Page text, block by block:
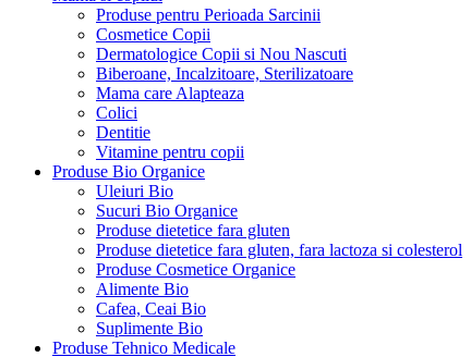
Produse pentru Perioada Sarcinii
Cosmetice Copii
Dermatologice Copii si Nou Nascuti
Biberoane, Incalzitoare, Sterilizatoare
Mama care Alapteaza
Colici
Dentitie
Vitamine pentru copii
Produse Bio Organice
Uleiuri Bio
Sucuri Bio Organice
Produse dietetice fara gluten
Produse dietetice fara gluten, fara lactoza si colesterol
Produse Cosmetice Organice
Alimente Bio
Cafea, Ceai Bio
Suplimente Bio
Produse Tehnico Medicale